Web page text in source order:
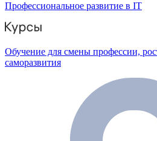
Профессиональное развитие в IT
Обучение для смены профессии,
саморазвития